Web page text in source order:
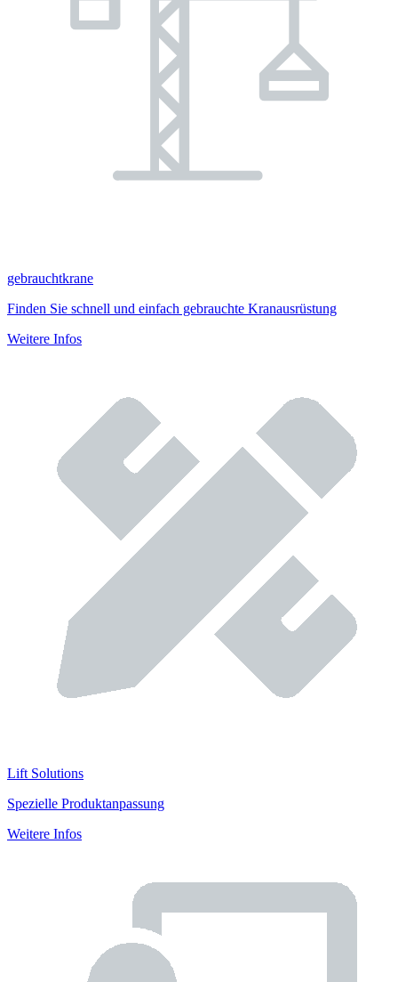
gebrauchtkrane
Finden Sie schnell und einfach gebrauchte Kranausrüstung
Weitere Infos
Lift Solutions
Spezielle Produktanpassung
Weitere Infos